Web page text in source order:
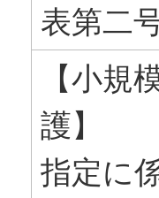
表第二
【小規
護】
指定に